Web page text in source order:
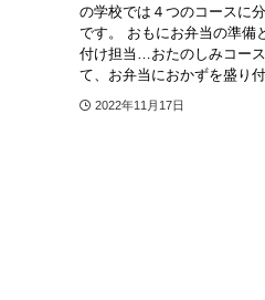
の学校では４つのコースに
です。 おもにお弁当の準備
付け担当…おたのしみコー
て、お弁当におかずを盛り
2022年11月17日